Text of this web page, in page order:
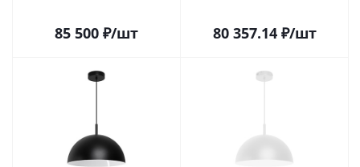
85 500 ₽/шт 80 357.14₽/шт